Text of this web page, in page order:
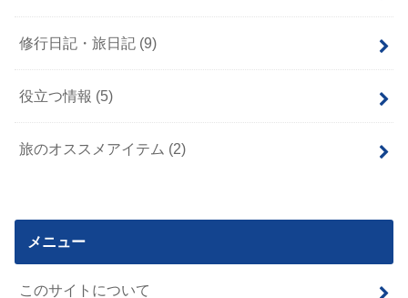
修行日記・旅日記 (9)
役立つ情報 (5)
旅のオススメアイテム (2)
メニュー
このサイトについて